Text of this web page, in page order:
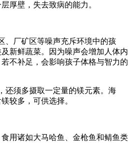
厚壁，失去致病的能力。
、厂矿区等噪声充斥环境中的孩
新鲜蔬菜。因为噪声会增加人体内
不补足，会影响孩子体格与智力的
还须多摄取一定量的镁元素。海
较多，可供选择。
用诸如大马哈鱼、金枪鱼和鲭鱼类